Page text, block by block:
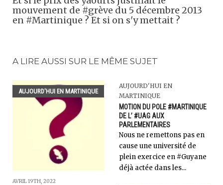
mouvement de #grève du 5 décembre 2013
en #Martinique ? Et si on s'y mettait ?
A LIRE AUSSI SUR LE MÊME SUJET
AUJOURD'HUI EN MARTINIQUE
AVRIL 19TH, 2022
AUJOURD'HUI EN
MARTINIQUE
MOTION DU POLE #MARTINIQUE
DE L’ #UAG AUX
PARLEMENTAIRES
Nous ne remettons pas en
cause une université de
plein exercice en #Guyane
déjà actée dans les...